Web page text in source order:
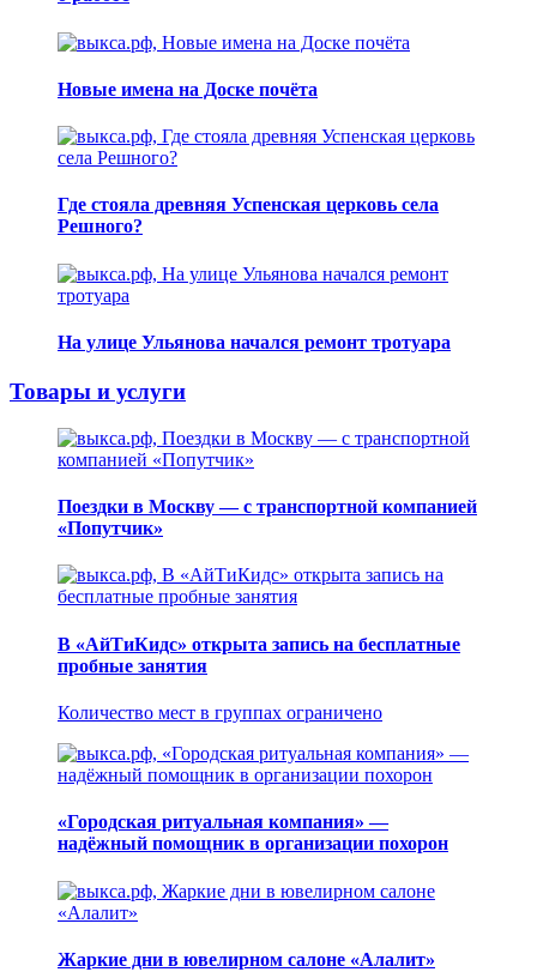
Новые имена на Доске почёта
Где стояла древняя Успенская церковь села
Решного?
На улице Ульянова начался ремонт тротуара
Товары и услуги
Поездки в Москву — с транспортной компанией
«Попутчик»
В «АйТиКидс» открыта запись на бесплатные
пробные занятия
Количество мест в группах ограничено
«Городская ритуальная компания» —
надёжный помощник в организации похорон
Жаркие дни в ювелирном салоне «Алалит»